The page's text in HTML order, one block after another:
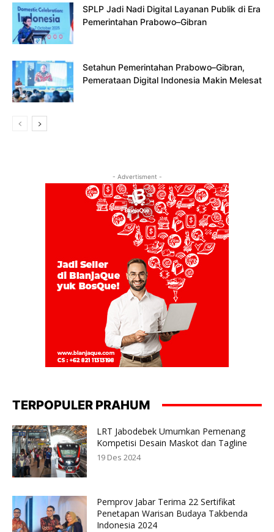
SPLP Jadi Nadi Digital Layanan Publik di Era
Pemerintahan Prabowo–Gibran
Setahun Pemerintahan Prabowo–Gibran,
Pemerataan Digital Indonesia Makin Melesat
- Advertisment -
TERPOPULER PRAHUM
LRT Jabodebek Umumkan Pemenang
Kompetisi Desain Maskot dan Tagline
19 Des 2024
Pemprov Jabar Terima 22 Sertifikat
Penetapan Warisan Budaya Takbenda
Indonesia 2024